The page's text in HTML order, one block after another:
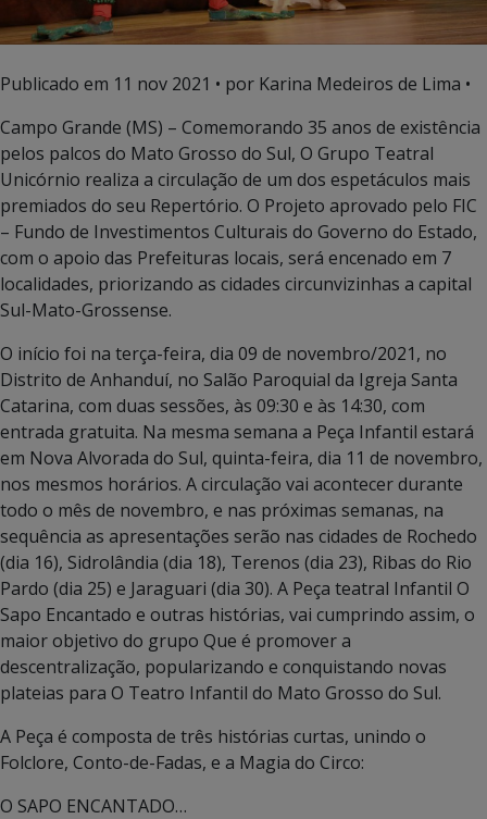
Publicado em 11 nov 2021 • por Karina Medeiros de Lima •
Campo Grande (MS) – Comemorando 35 anos de existência
pelos palcos do Mato Grosso do Sul, O Grupo Teatral
Unicórnio realiza a circulação de um dos espetáculos mais
premiados do seu Repertório. O Projeto aprovado pelo FIC
– Fundo de Investimentos Culturais do Governo do Estado,
com o apoio das Prefeituras locais, será encenado em 7
localidades, priorizando as cidades circunvizinhas a capital
Sul-Mato-Grossense.
O início foi na terça-feira, dia 09 de novembro/2021, no
Distrito de Anhanduí, no Salão Paroquial da Igreja Santa
Catarina, com duas sessões, às 09:30 e às 14:30, com
entrada gratuita. Na mesma semana a Peça Infantil estará
em Nova Alvorada do Sul, quinta-feira, dia 11 de novembro,
nos mesmos horários. A circulação vai acontecer durante
todo o mês de novembro, e nas próximas semanas, na
sequência as apresentações serão nas cidades de Rochedo
(dia 16), Sidrolândia (dia 18), Terenos (dia 23), Ribas do Rio
Pardo (dia 25) e Jaraguari (dia 30). A Peça teatral Infantil O
Sapo Encantado e outras histórias, vai cumprindo assim, o
maior objetivo do grupo Que é promover a
descentralização, popularizando e conquistando novas
plateias para O Teatro Infantil do Mato Grosso do Sul.
A Peça é composta de três histórias curtas, unindo o
Folclore, Conto-de-Fadas, e a Magia do Circo:
O SAPO ENCANTADO…